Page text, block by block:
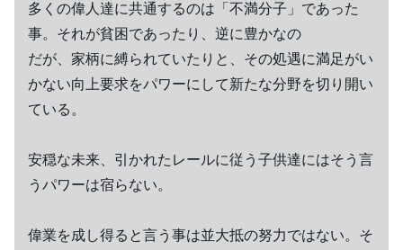
多くの偉人達に共通するのは「不満分子」であった
事。それが貧困であったり、逆に豊かなの
だが、家柄に縛られていたりと、その処遇に満足がい
かない向上要求をパワーにして新たな分野を切り開い
ている。
安穏な未来、引かれたレールに従う子供達にはそう言
うパワーは宿らない。
偉業を成し得ると言う事は並大抵の努力ではない。そ